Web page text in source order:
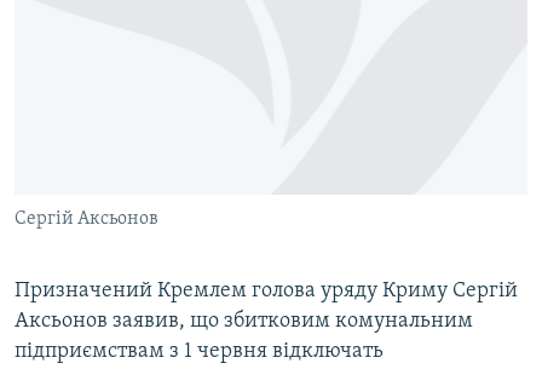
Усі сайти RFE/RL
Сергій Аксьонов
Призначений Кремлем голова уряду Криму Сергій
Аксьонов заявив, що збитковим комунальним
підприємствам з 1 червня відключать